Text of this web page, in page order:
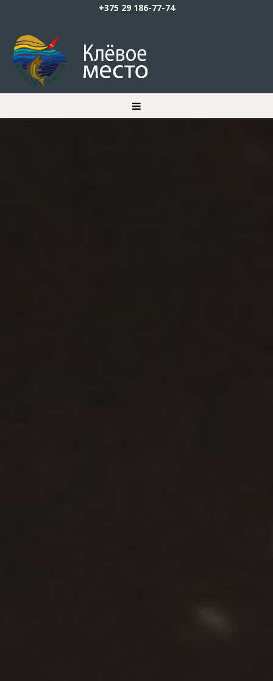
+375 29 186-77-74